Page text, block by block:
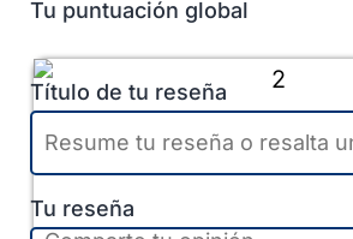
Tu puntuación global
Título de tu reseña
Tu reseña